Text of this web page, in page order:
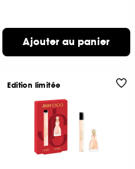
Ajouter au panier
Edition limitée